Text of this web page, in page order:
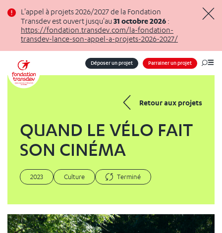
L'appel à projets 2026/2027 de la Fondation
Transdev est ouvert jusqu'au 31 octobre 2026 :
https://fondation.transdev.com/la-fondation-
transdev-lance-son-appel-a-projets-2026-2027/
Déposer un projet Parrainer un projet
Retour aux projets
QUAND LE VÉLO FAIT
SON CINÉMA
2023 Culture Terminé